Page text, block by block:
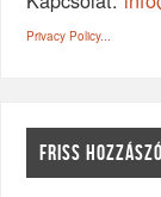
Privacy Policy...
FRISS